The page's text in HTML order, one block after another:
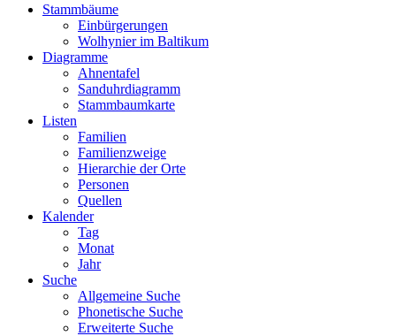
Stammbäume
Einbürgerungen
Wolhynier im Baltikum
Diagramme
Ahnentafel
Sanduhrdiagramm
Stammbaumkarte
Listen
Familien
Familienzweige
Hierarchie der Orte
Personen
Quellen
Kalender
Tag
Monat
Jahr
Suche
Allgemeine Suche
Phonetische Suche
Erweiterte Suche